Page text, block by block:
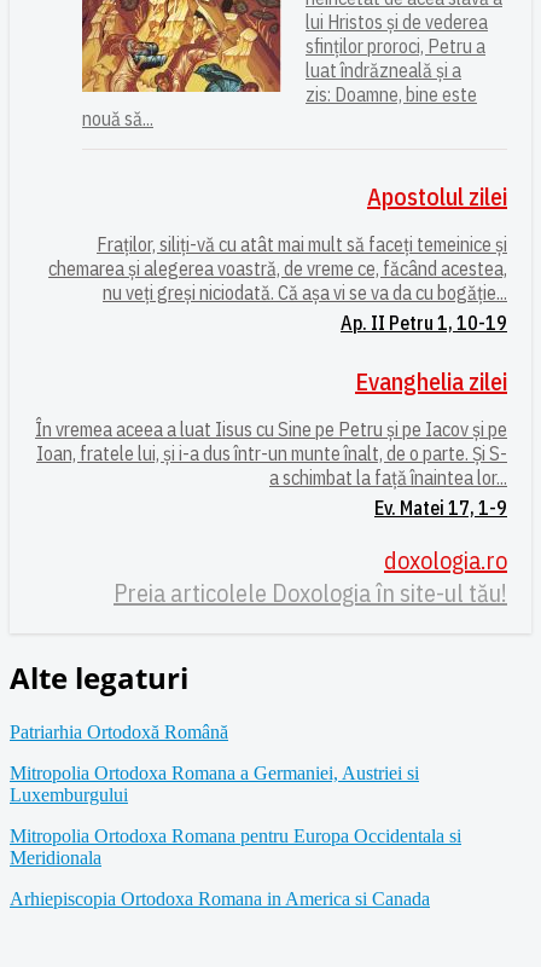
lui Hristos și de vederea
sfinților proroci, Petru a
luat îndrăzneală și a
zis: Doamne, bine este
nouă să...
Apostolul zilei
Fraților, siliți-vă cu atât mai mult să faceți temeinice și
chemarea și alegerea voastră, de vreme ce, făcând acestea,
nu veți greși niciodată. Că așa vi se va da cu bogăție...
Ap. II Petru 1, 10-19
Evanghelia zilei
În vremea aceea a luat Iisus cu Sine pe Petru și pe Iacov și pe
Ioan, fratele lui, și i-a dus într-un munte înalt, de o parte. Și S-
a schimbat la față înaintea lor...
Ev. Matei 17, 1-9
doxologia.ro
Preia articolele Doxologia în site-ul tău!
Alte legaturi
Patriarhia Ortodoxă Română
Mitropolia Ortodoxa Romana a Germaniei, Austriei si
Luxemburgului
Mitropolia Ortodoxa Romana pentru Europa Occidentala si
Meridionala
Arhiepiscopia Ortodoxa Romana in America si Canada